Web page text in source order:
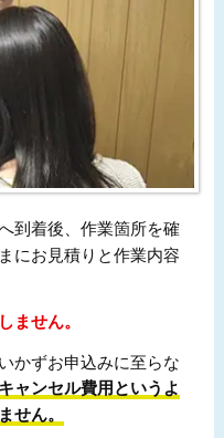
到着後、作業箇所を確
にお見積りと作業内容
ません。
かずお申込みに至らな
ャンセル費用というよ
せん。